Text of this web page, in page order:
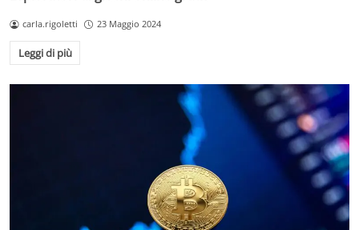
carla.rigoletti 23 Maggio 2024
Leggi di più